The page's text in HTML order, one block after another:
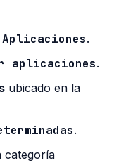
Aplicaciones.
aplicaciones.
ubicado en la
.
categoría